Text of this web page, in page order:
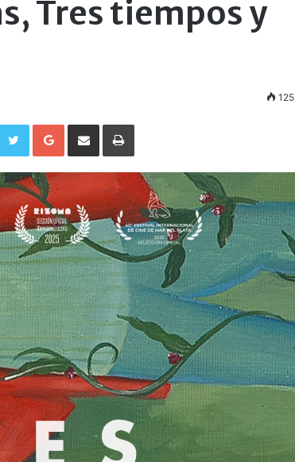
Tres tiempos y
125
TwitterGoogle+Compartir por correo electrónicoImprimir